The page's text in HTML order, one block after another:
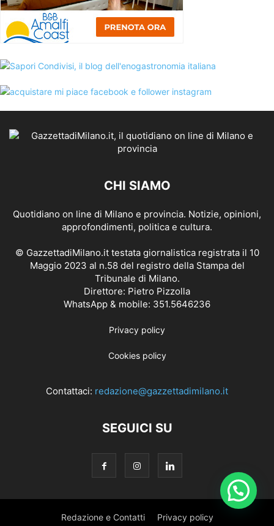
CHI SIAMO
Quotidiano on line di Milano e provincia. Notizie, opinioni,
approfondimenti, politica e cultura.
© GazzettadiMilano.it testata giornalistica registrata il 10
Maggio 2023 al n.58 del registro della Stampa del
Tribunale di Milano.
Direttore: Pietro Pizzolla
WhatsApp & mobile: 351.5646236
Privacy policy
Cookies policy
Contattaci: redazione@gazzettadimilano.it
SEGUICI SU
Redazione e Contatti Privacy policy